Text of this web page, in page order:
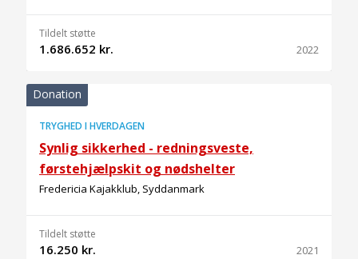
Tildelt støtte
1.686.652 kr. 2022
Donation
TRYGHED I HVERDAGEN
Synlig sikkerhed - redningsveste,
førstehjælpskit og nødshelter
Fredericia Kajakklub, Syddanmark
Tildelt støtte
16.250 kr. 2021